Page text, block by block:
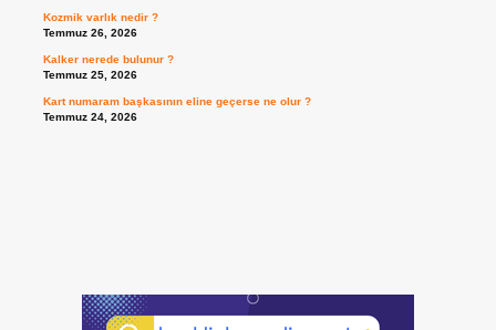
Kozmik varlık nedir ?
Temmuz 26, 2026
Kalker nerede bulunur ?
Temmuz 25, 2026
Kart numaram başkasının eline geçerse ne olur ?
Temmuz 24, 2026